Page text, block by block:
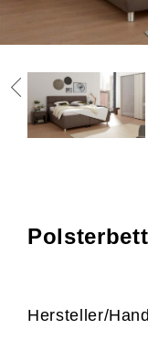
Hersteller/